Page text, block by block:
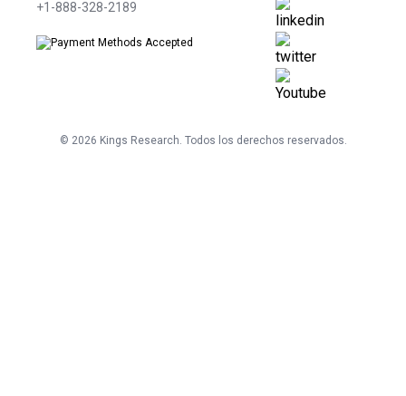
+1-888-328-2189
© 2026 Kings Research. Todos los derechos reservados.